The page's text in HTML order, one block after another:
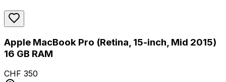
Apple MacBook Pro (Retina, 15-inch, Mid 2015)
16 GB RAM
CHF 350